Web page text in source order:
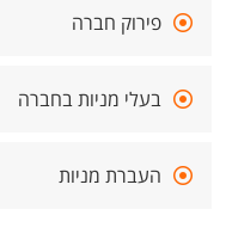
פירוק חברה
בעלי מניות בחברה
העברת מניות